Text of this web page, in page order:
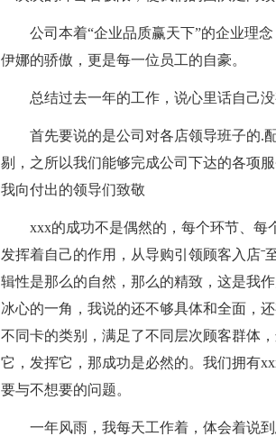
公司本着“企业品质赢天下”的企业理念
伊娜的骄傲，更是每一位员工的自豪。
总结过去一年的工作，说心里话自己没
首先要说的是公司对各店领导班子的.配
剔，之所以我们能够完成公司下达的各项
我向付出的领导们致敬
xxx的成功不是偶然的，每个环节、每
发挥着自己的作用，从导购引领顾客入店ˉ
辑性是那么的自然，那么的精致，这是我
冰心的一角，我说的还不够具体和全面，
不同卡的类别，满足了不同层次顾客群体
它，发挥它，那成功是必然的。我们拥有
要与不想要的问题。
一年风雨，我每天工作着，体会着说到